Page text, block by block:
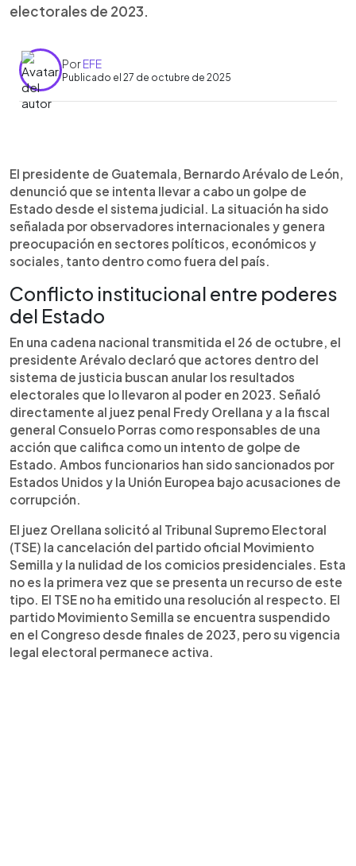
electorales de 2023.
PorEFE
Publicado el 27 de octubre de 2025
► Escuchar artículo
El presidente de Guatemala, Bernardo Arévalo,
denunció públicamente un intento de golpe de
Estado desde el sistema judicial. Señaló al juez
Fredy Orellana y a la fiscal general Consuelo
Porras, ambos sancionados internacionalmente,
como responsables de buscar la anulación de los
resultados electorales de 2023. El mandatario
pidió a la Corte de Constitucionalidad que
garantice el respeto a la legalidad electoral. La
situación ha generado preocupación internacional
y pone en tensión la relación entre poderes del
Estado. Organismos como la OEA y gobiernos
extranjeros han expresado su respaldo al orden
constitucional y al mandato de Arévalo.
El presidente de Guatemala, Bernardo Arévalo de León,
denunció que se intenta llevar a cabo un golpe de
Estado desde el sistema judicial. La situación ha sido
señalada por observadores internacionales y genera
preocupación en sectores políticos, económicos y
sociales, tanto dentro como fuera del país.
Conflicto institucional entre poderes
del Estado
En una cadena nacional transmitida el 26 de octubre, el
presidente Arévalo declaró que actores dentro del
sistema de justicia buscan anular los resultados
electorales que lo llevaron al poder en 2023. Señaló
directamente al juez penal Fredy Orellana y a la fiscal
general Consuelo Porras como responsables de una
acción que califica como un intento de golpe de
Estado. Ambos funcionarios han sido sancionados por
Estados Unidos y la Unión Europea bajo acusaciones de
corrupción.
El juez Orellana solicitó al Tribunal Supremo Electoral
(TSE) la cancelación del partido oficial Movimiento
Semilla y la nulidad de los comicios presidenciales. Esta
no es la primera vez que se presenta un recurso de este
tipo. El TSE no ha emitido una resolución al respecto. El
partido Movimiento Semilla se encuentra suspendido
en el Congreso desde finales de 2023, pero su vigencia
legal electoral permanece activa.